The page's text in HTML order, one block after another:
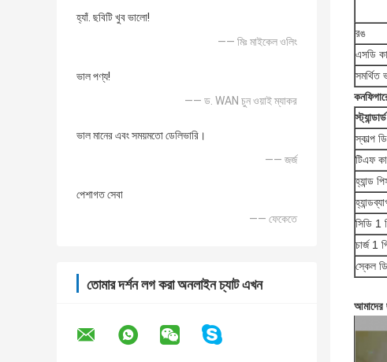
হ্যাঁ. ছবিটি খুব ভালো!
—— মিঃ মাইকেল ওলিং
ভাল পণ্য!
—— ড. WAN চুন ওয়াই ম্যাকর
ভাল মানের এবং সময়মতো ডেলিভারি।
—— জর্জ
পেশাগত সেবা
—— ফেকেতে
তোমার দর্শন লগ করা অনলাইন চ্যাট এখন
রঙ
এসডি
সমর্থিত
স্কাল্প
টিএফ
হ্যান্ড
সিডি 1
চার্জ 1
স্কেল
আমাদের